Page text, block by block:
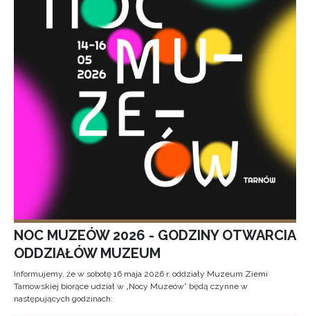
NOC MUZEÓW 2026 - GODZINY OTWARCIA
ODDZIAŁÓW MUZEUM
Informujemy, że w sobotę 16 maja 2026 r. oddziały Muzeum Ziemi
Tarnowskiej biorące udział w „Nocy Muzeów” będą czynne w
następujących godzinach: